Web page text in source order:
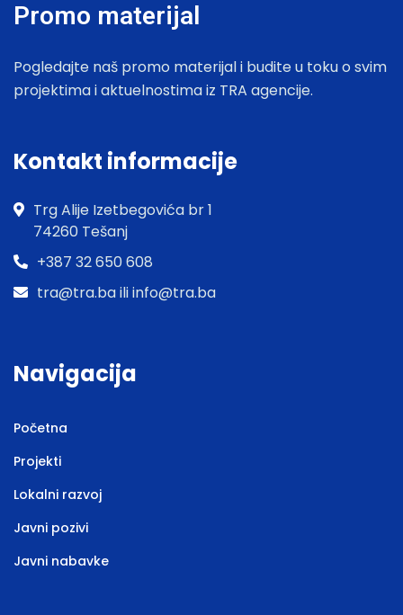
Promo materijal
Pogledajte naš promo materijal i budite u toku o svim
projektima i aktuelnostima iz TRA agencije.
Kontakt informacije
Trg Alije Izetbegovića br 1
74260 Tešanj
+387 32 650 608
tra@tra.ba ili info@tra.ba
Navigacija
Početna
Projekti
Lokalni razvoj
Javni pozivi
Javni nabavke